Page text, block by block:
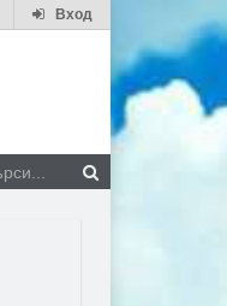
Вход